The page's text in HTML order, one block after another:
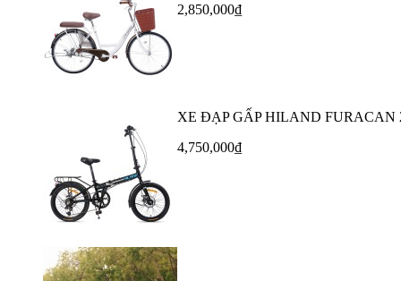
2,850,000₫
XE ĐẠP GẤP HILAND FURACAN
4,750,000₫